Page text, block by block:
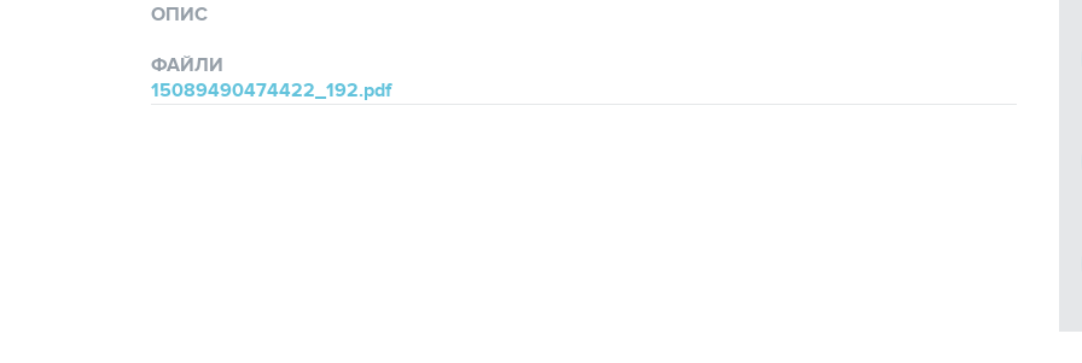
ОПИС
ФАЙЛИ
15089490474422_192.pdf